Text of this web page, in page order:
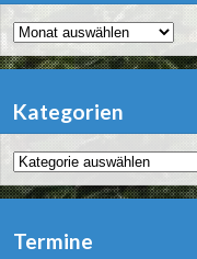
Archiv
Kategorien
Kategorien
Termine